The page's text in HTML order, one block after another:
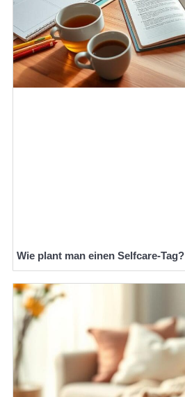
Wie plant man einen Selfcare-Tag?